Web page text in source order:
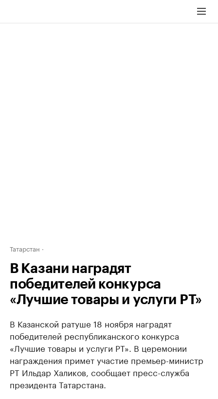
Татарстан
В Казани наградят
победителей конкурса
«Лучшие товары и услуги РТ»
В Казанской ратуше 18 ноября наградят
победителей республиканского конкурса
«Лучшие товары и услуги РТ». В церемонии
награждения примет участие премьер-министр
РТ Ильдар Халиков, сообщает пресс-служба
президента Татарстана.